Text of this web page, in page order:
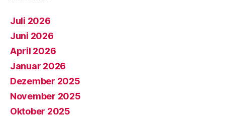
Juli 2026
Juni 2026
April 2026
Januar 2026
Dezember 2025
November 2025
Oktober 2025